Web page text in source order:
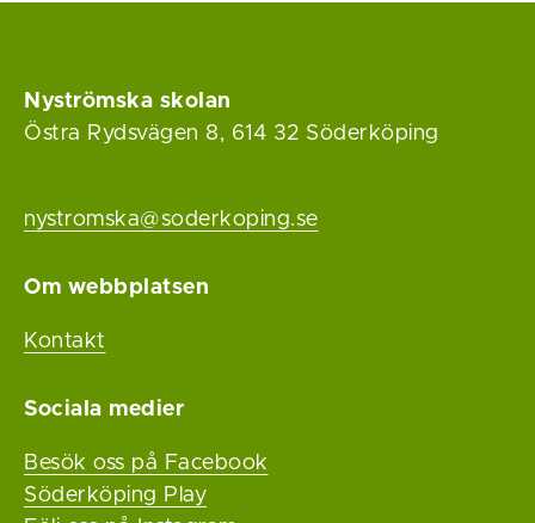
Nyströmska skolan
Östra Rydsvägen 8, 614 32 Söderköping
nystromska@soderkoping.se
Om webbplatsen
Kontakt
Sociala medier
Besök oss på Facebook
Söderköping Play